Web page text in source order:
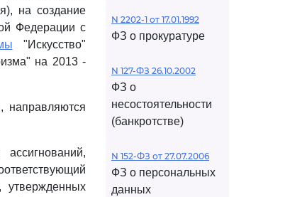
на создание
Федерации с
"Искусство"
на 2013 -
направляются
N 2202-1 от 17.01.1992
ФЗ о прокуратуре
N 127-ФЗ 26.10.2002
ФЗ о
несостоятельности
(банкротстве)
N 152-ФЗ от 27.07.2006
ФЗ о персональных
данных